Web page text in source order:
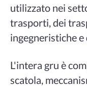
utilizzato nei
trasporti, dei
ingegneristiche
L'intera gru è
scatola,